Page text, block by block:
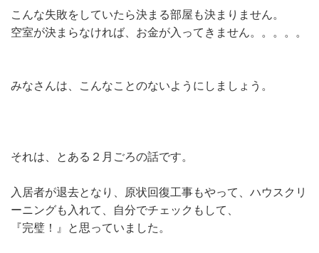
こんな失敗をしていたら決まる部屋も決まりません。
空室が決まらなければ、お金が入ってきません。。。。。
みなさんは、こんなことのないようにしましょう。
それは、とある２月ごろの話です。
入居者が退去となり、原状回復工事もやって、ハウスクリ
ーニングも入れて、自分でチェックもして、
『完璧！』と思っていました。